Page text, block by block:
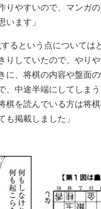
りやすいので、マンガ
います」
るという点については
りしていたので、やり
に、将棋の内容や盤面
、中途半端にしてしま
棋を読んでいる方は将棋
も掲載しました」